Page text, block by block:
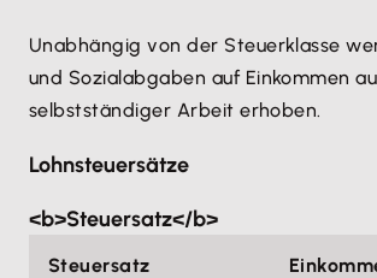
Unabhängig von der Steuerklasse
und Sozialabgaben auf Einkommen
selbstständiger Arbeit erhoben.
Lohnsteuersätze
<b>Steuersatz</b>
Steuersatz